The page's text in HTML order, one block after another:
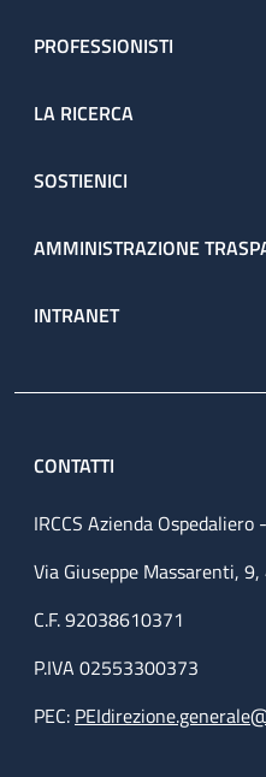
PROFESSIONISTI
LA RICERCA
SOSTIENICI
AMMINISTRAZIONE
INTRANET
CONTATTI
IRCCS Azienda
Via Giuseppe Massarenti,
C.F. 92038610371
P.IVA 02553300373
PEC: